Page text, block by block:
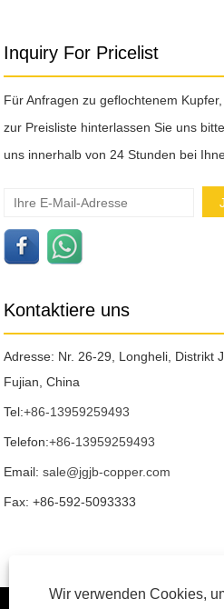
Inquiry For Pricelist
Für Anfragen zu geflochtenem
zur Preisliste hinterlassen Sie uns
uns innerhalb von 24 Stunden bei
Kontaktiere uns
Adresse: Nr. 26-29, Longheli, Distrikt
Fujian, China
Tel:+86-13959259493
Telefon:+86-13959259493
Email:sale@jgjb-copper.com
Fax: +86-592-5093333
Wir verwenden Cookies,